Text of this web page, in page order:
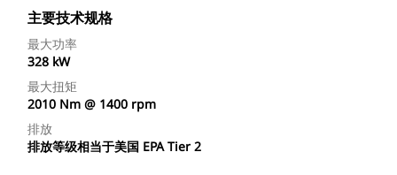
主要技术规格
最大功率
328 kW
最大扭矩
2010 Nm @ 1400 rpm
排放
排放等级相当于美国 EPA Tier 2